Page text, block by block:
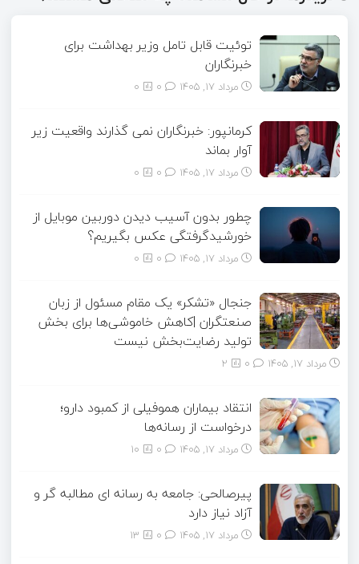
توئیت قابل تامل وزیر بهداشت برای
خبرنگاران
مرداد ۱۷, ۱۴۰۵ 0
کرمانپور: خبرنگاران نمی گذارند واقعیت زیر
آوار بماند
مرداد ۱۷, ۱۴۰۵ 0
چطور بدون آسیب دیدن دوربین موبایل از
خورشیدگرفتگی عکس بگیریم؟
مرداد ۱۷, ۱۴۰۵ 0
جنجال «تشکر» یک مقام مسئول از زبان
صنعتگران |کاهش خاموشی‌ها برای بخش
تولید رضایت‌بخش نیست
مرداد ۱۷, ۱۴۰۵ 2
انتقاد بیماران هموفیلی از کمبود دارو؛
درخواست از رسانه‌ها
مرداد ۱۷, ۱۴۰۵ 10
پیرصالحی: جامعه به رسانه ای مطالبه گر و
آزاد نیاز دارد
مرداد ۱۷, ۱۴۰۵ 13